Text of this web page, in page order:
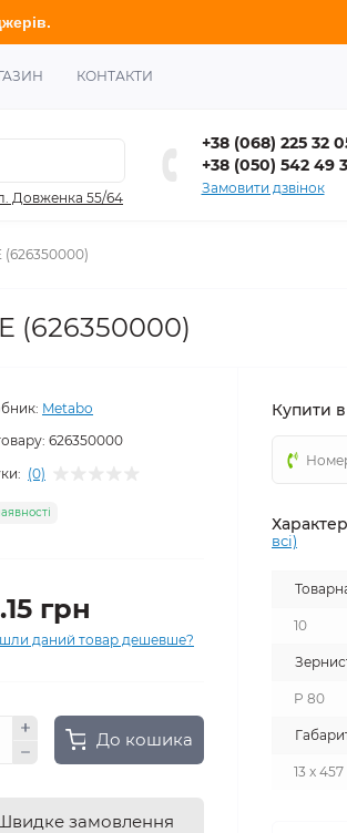
КОНТАКТИ
Довженка 55/64
+38 (068) 225 32
+38 (050) 542 49
Замовити дзвінок
(626350000)
(626350000)
Metabo
626350000
(0)
грн
даний товар дешевше?
До кошика
замовлення
Купити
всі)
10
P 80
13 x